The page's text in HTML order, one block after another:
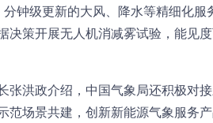
钟级更新的大风、降水等精细化
决策开展无人机消减雾试验，能见
张洪政介绍，中国气象局还积极对
范场景共建，创新新能源气象服务